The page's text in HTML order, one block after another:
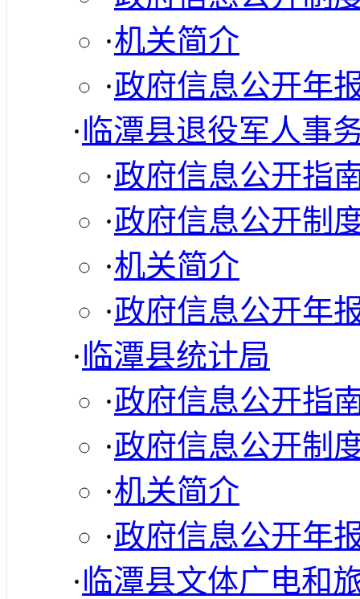
·机关简介
·政府信息公开年
·临潭县退役军人事
·政府信息公开指
·政府信息公开制
·机关简介
·政府信息公开年
·临潭县统计局
·政府信息公开指
·政府信息公开制
·机关简介
·政府信息公开年
·临潭县文体广电和